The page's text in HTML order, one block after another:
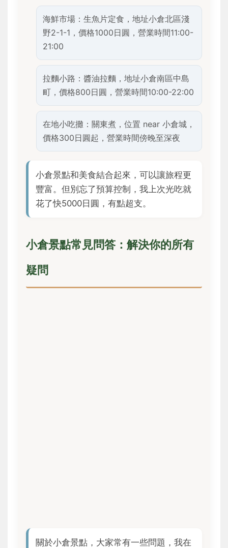
海鮮市場：生魚片定食，地址小倉北區淺
野2-1-1，價格1000日圓，營業時間11:00-
21:00
拉麵小路：醬油拉麵，地址小倉南區中島
町，價格800日圓，營業時間10:00-22:00
在地小吃攤：關東煮，位置 near 小倉城，
價格300日圓起，營業時間傍晚至深夜
小倉景點和美食結合起來，可以讓旅程更
豐富。但別忘了預算控制，我上次光吃就
花了快5000日圓，有點超支。
小倉景點常見問答：解決你的所有
疑問
關於小倉景點，大家常有一些問題，我在